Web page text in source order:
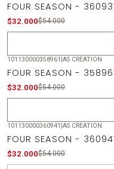
Agotado
FOUR SEASON -
$32.000$54.000
Agotado
101130000358961 |AS CREATION
FOUR SEASON -
$32.000$54.000
101130000360941 |AS CREATION
FOUR SEASON -
$32.000$54.000